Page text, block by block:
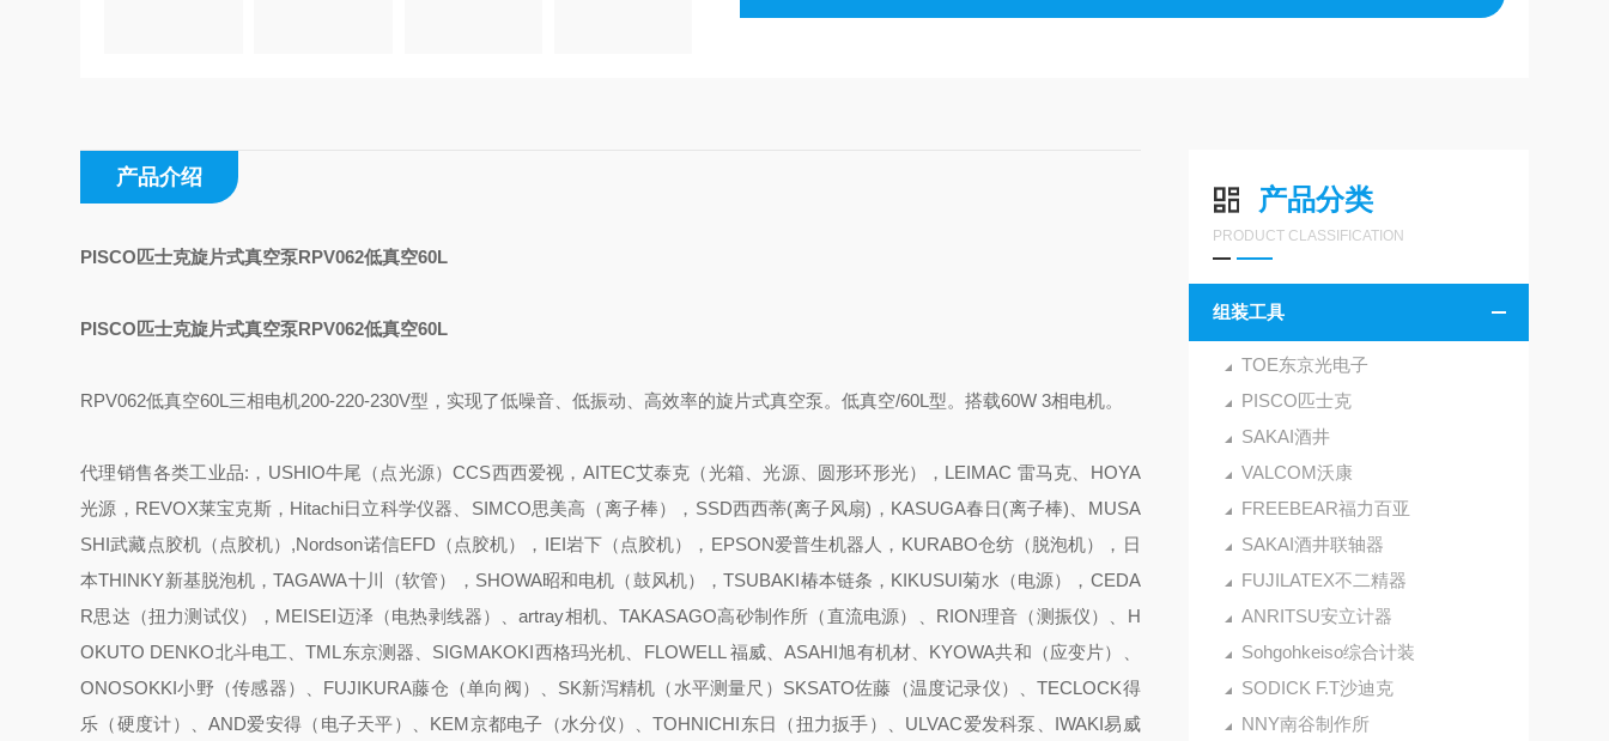
产品分类
PRODUCT CLASSIFICATION
组装工具
TOE东京光电子
PISCO匹士克
SAKAI酒井
VALCOM沃康
FREEBEAR福力百亚
SAKAI酒井联轴器
FUJILATEX不二精器
ANRITSU安立计器
Sohgohkeiso综合计装
SODICK F.T沙迪克
NNY南谷制作所
产品介绍
PISCO匹士克旋片式真空泵RPV062低真空60L
PISCO匹士克旋片式真空泵RPV062低真空60L
RPV062低真空60L三相电机200-220-230V型，实现了低噪音、低振动、高效率的旋片式真空泵。低真空/60L型。搭载60W 3相电机。
代理销售各类工业品:，USHIO牛尾（点光源）CCS西西爱视，AITEC艾泰克（光箱、光源、圆形环形光），LEIMAC 雷马克、HOYA
光源，REVOX莱宝克斯，Hitachi日立科学仪器、SIMCO思美高（离子棒），SSD西西蒂(离子风扇)，KASUGA春日(离子棒)、MUSA
SHI武藏点胶机（点胶机）,Nordson诺信EFD（点胶机），IEI岩下（点胶机），EPSON爱普生机器人，KURABO仓纺（脱泡机），日
本THINKY新基脱泡机，TAGAWA十川（软管），SHOWA昭和电机（鼓风机），TSUBAKI椿本链条，KIKUSUI菊水（电源），CEDA
R思达（扭力测试仪），MEISEI迈泽（电热剥线器）、artray相机、TAKASAGO高砂制作所（直流电源）、RION理音（测振仪）、H
OKUTO DENKO北斗电工、TML东京测器、SIGMAKOKI西格玛光机、FLOWELL 福威、ASAHI旭有机材、KYOWA共和（应变片）、
ONOSOKKI小野（传感器）、FUJIKURA藤仓（单向阀）、SK新泻精机（水平测量尺）SKSATO佐藤（温度记录仪）、TECLOCK得
乐（硬度计）、AND爱安得（电子天平）、KEM京都电子（水分仪）、TOHNICHI东日（扭力扳手）、ULVAC爱发科泵、IWAKI易威